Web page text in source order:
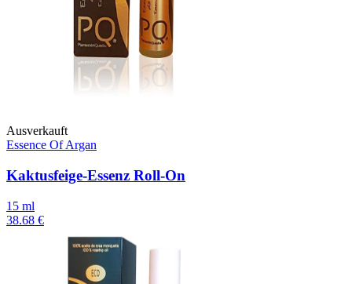
Ausverkauft
Essence Of Argan
Kaktusfeige-Essenz Roll-On
15 ml
38.68 €